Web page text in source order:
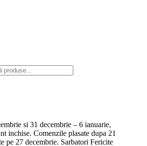
si 31 decembrie – 6 ianuarie,
inchise. Comenzile plasate dupa 21
pe 27 decembrie. Sarbatori Fericite